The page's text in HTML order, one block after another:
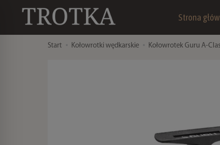
Strona
Start Kołowrotki wędkarskie Kołowrotek Guru A-